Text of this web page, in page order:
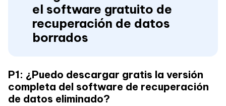
el software gratuito de
recuperación de datos
borrados
P1: ¿Puedo descargar gratis la versión
completa del software de recuperación
de datos eliminado?